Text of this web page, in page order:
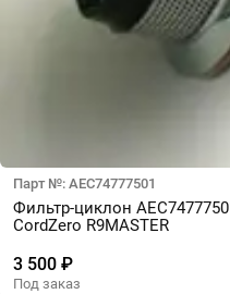
Парт №: AEC74777501
Фильтр-циклон
CordZero R9MASTER
3 500 ₽
Под заказ